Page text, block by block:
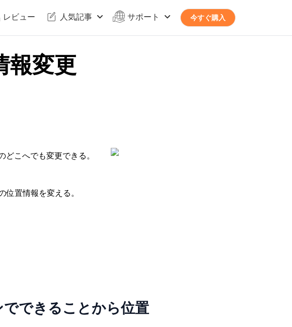
レビュー 人気記事 サポート 今すぐ購入
変更
こへでも変更できる。
位置情報を変える。
できることから位置